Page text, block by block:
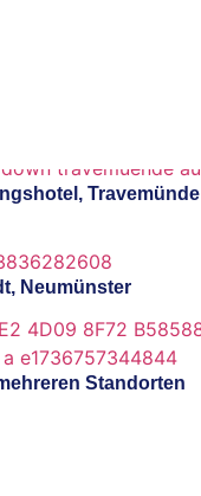
Travemünde
Neumünster
Standorten